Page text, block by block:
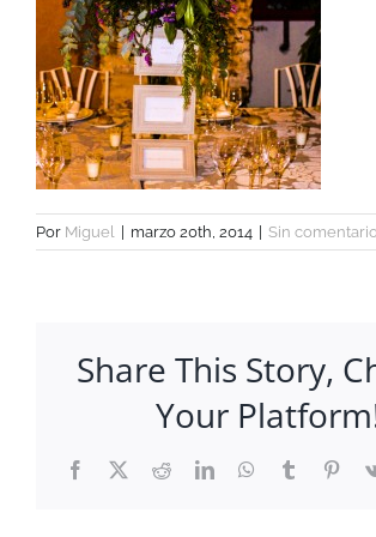
Por Miguel marzo 20th, 2014 Sin
Share This Story,
Your
Facebook
X RedditLinkedInWhatsApp
Tumblr